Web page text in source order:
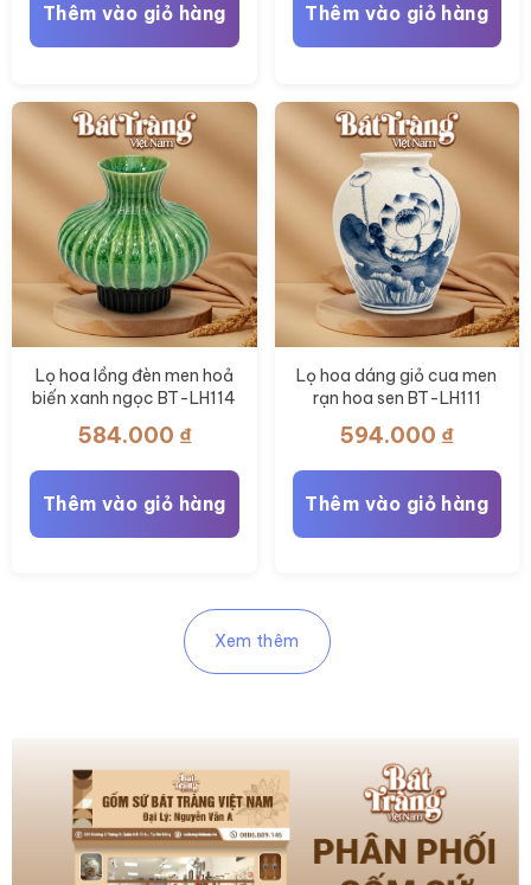
Thêm vào giỏ hàng Thêm vào giỏ hàng
Lọ hoa lồng đèn men hoả
biến xanh ngọc BT-LH114
584.000 ₫
Thêm vào giỏ hàng
Lọ hoa dáng giỏ cua men
rạn hoa sen BT-LH111
594.000 ₫
Thêm vào giỏ hàng
Xem thêm